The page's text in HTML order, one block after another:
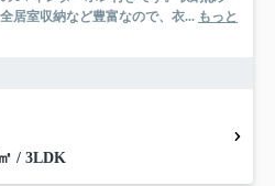
居室収納など豊富なので、衣... もっと
/ 3LDK